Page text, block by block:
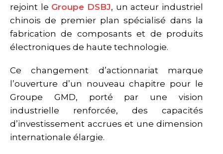
rejoint le Groupe DSBJ, un acteur industriel
chinois de premier plan spécialisé dans la
fabrication de composants et de produits
électroniques de haute technologie.
Ce changement d’actionnariat marque
l’ouverture d’un nouveau chapitre pour le
Groupe GMD, porté par une vision
industrielle renforcée, des capacités
d’investissement accrues et une dimension
internationale élargie.